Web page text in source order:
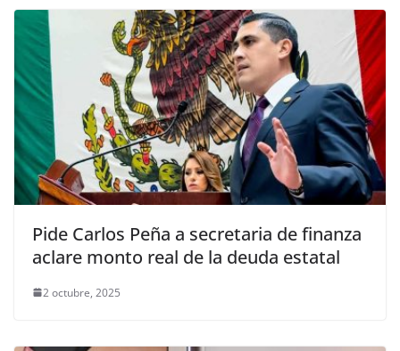
Pide Carlos Peña a secretaria de finanza
aclare monto real de la deuda estatal
2 octubre, 2025